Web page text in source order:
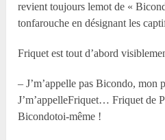
revient toujours lemot de «
tonfarouche en désignant les
Friquet est tout d’abord
– J’m’appelle pas Bicondo, mon
J’m’appelleFriquet… Friquet de
Bicondotoi-même !